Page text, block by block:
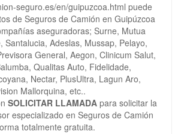
seguro.es/en/guipuzcoa.html puede
de Seguros de Camión en Guipúzcoa
aseguradoras; Surne, Mutua
Santalucia, Adeslas, Mussap, Pelayo,
General, Aegon, Clinicum Salut,
Qualitas Auto, Fidelidade,
Nectar, PlusUltra, Lagun Aro,
Mallorquina, etc..
SOLICITAR LLAMADA para solicitar la
especializado en Seguros de Camión
totalmente gratuita.